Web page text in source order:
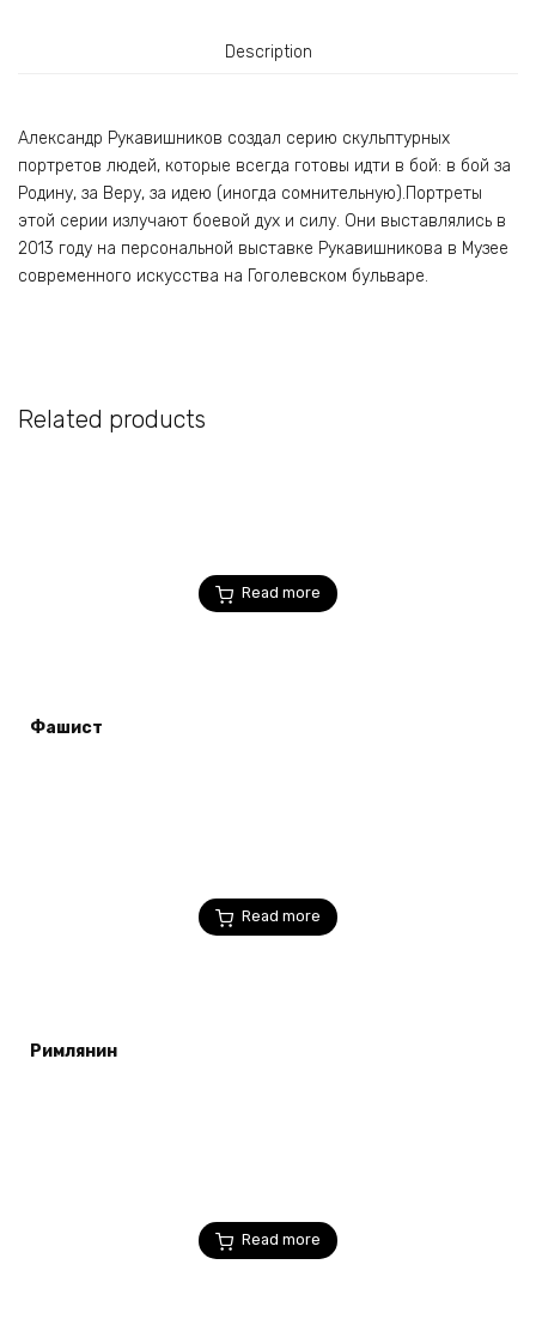
Description
Александр Рукавишников создал серию скульптурных
портретов людей, которые всегда готовы идти в бой: в бой за
Родину, за Веру, за идею (иногда сомнительную).Портреты
этой серии излучают боевой дух и силу. Они выставлялись в
2013 году на персональной выставке Рукавишникова в Музее
современного искусства на Гоголевском бульваре.
Related products
Read more
Фашист
Read more
Римлянин
Read more